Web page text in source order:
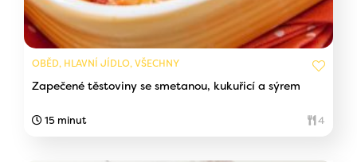
OBĚD, HLAVNÍ JÍDLO, VŠECHNY
Zapečené těstoviny se smetanou, kukuřicí a sýrem
15 minut 4